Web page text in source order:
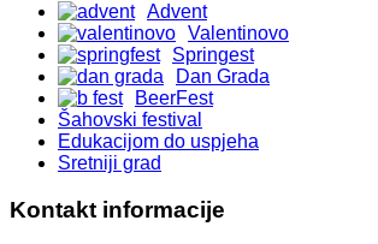
Advent
Valentinovo
Springest
Dan Grada
BeerFest
Šahovski festival
Edukacijom do uspjeha
Sretniji grad
Kontakt informacije